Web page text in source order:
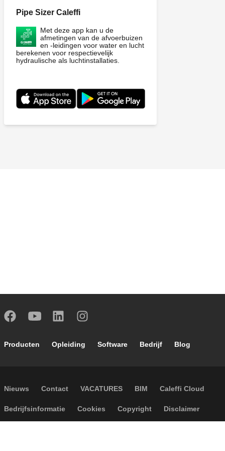
Pipe Sizer Caleffi
Met deze app kan u de
afmetingen van de afvoerbuizen
en -leidingen voor water en lucht
berekenen voor respectievelijk
hydraulische als luchtinstallaties.
Footer main navigation
Producten Opleiding Software Bedrijf Blog
Footer secondary navigation
Nieuws Contact VACATURES BIM Caleffi Cloud
Footer menu
Bedrijfsinformatie Cookies Copyright Disclaimer